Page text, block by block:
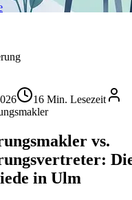
16 Min. Lesezeit
vs.
in Ulm